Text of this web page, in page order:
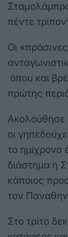
πέντε
Οι
όπου και
πρώτης
Ακολούθησε
οι
το ημίχρονο
διάστημα η
κάποιος
τον
Στο τρίτο